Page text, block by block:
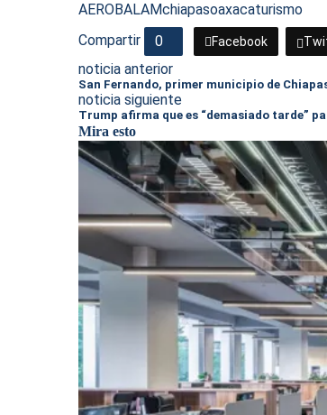
AEROBALAMchiapasoaxacaturismo
Compartir
0 Facebook
noticia anterior
San Fernando, primer municipio de
noticia siguiente
Trump afirma que es “demasiado tarde”
Mira esto